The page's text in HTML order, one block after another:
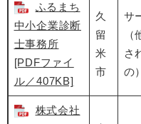
ふるまち
中小企業診断
士事務所
[PDFファイ
ル／407KB]
久
留
米
市
サ
さ
の）
株式会社